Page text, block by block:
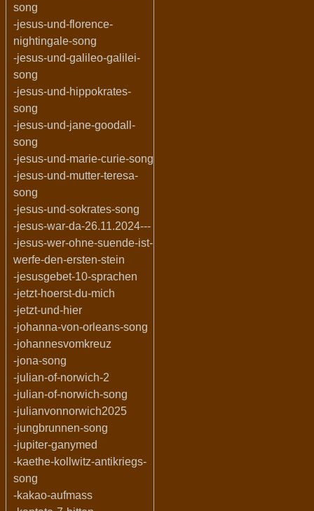
song
-jesus-und-florence-
nightingale-song
-jesus-und-galileo-galilei-
song
-jesus-und-hippokrates-
song
-jesus-und-jane-goodall-
song
-jesus-und-marie-curie-song
-jesus-und-mutter-teresa-
song
-jesus-und-sokrates-song
-jesus-war-da-26.11.2024---
-jesus-wer-ohne-suende-ist-
werfe-den-ersten-stein
-jesusgebet-10-sprachen
-jetzt-hoerst-du-mich
-jetzt-und-hier
-johanna-von-orleans-song
-johannesvomkreuz
-jona-song
-julian-of-norwich-2
-julian-of-norwich-song
-julianvonnorwich2025
-jungbrunnen-song
-jupiter-ganymed
-kaethe-kollwitz-antikriegs-
song
-kakao-aufmass